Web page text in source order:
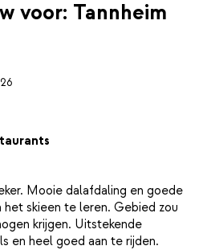
voor: Tannheim
Mooie dalafdaling en goede
skieen te leren. Gebied zou
krijgen. Uitstekende